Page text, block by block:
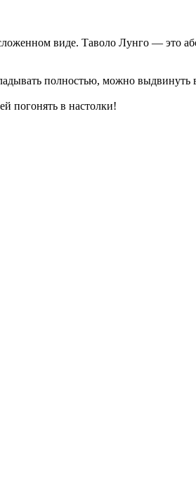
виде. Таволо Лунго — это
полностью, можно выдвинуть
погонять в настолки!